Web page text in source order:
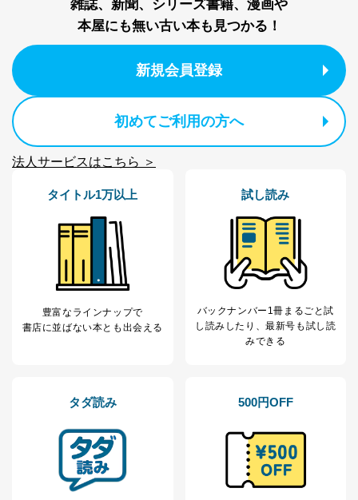
改訂：2025年2月20日
制定：2005年4月1日
代表取締役会長 西野 伸一郎
１．個人情報保護管理者
護管理者の責任のもと、個人情報を取得・アクセス・利
株式会社富士山マガジンサービス
代表取締役会長 西野 伸一郎
個人情報保護管理者: 経営管理グループディレクター 前
当社が取り扱う開示対象個人情報の利用目的は次のとお
当社の定期購読サ
ービス等をご利用
の方の個人情報
商品代金回収のため
ス、キャンペーン等の広告の案内
個人が特定できない形で取得した
閲覧履歴や購買履歴等の情報を分
雑誌、新聞、シリーズ書籍、漫画や
本屋にも無い古い本も見つかる！
新規会員登録
初めてご利用の方へ
法人サービスはこちら ＞
タイトル1万以上
豊富なラインナップで
書店に並ばない本とも出会える
試し読み
バックナンバー1冊まるごと試
し読み したり、最新号も試し読
みできる
タダ読み 500円OFF